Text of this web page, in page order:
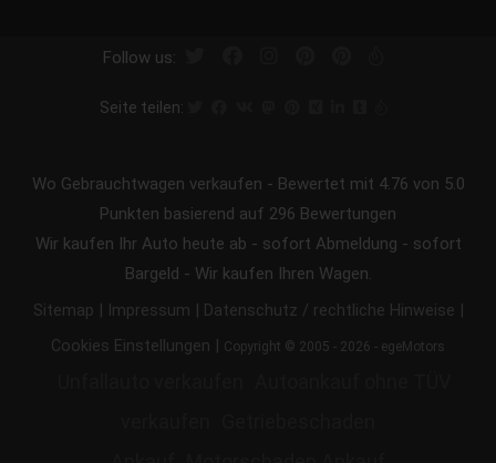
Follow us:
Seite teilen:
Wo Gebrauchtwagen verkaufen - Bewertet mit 4.76 von 5.0
Punkten basierend auf 296 Bewertungen
Wir kaufen Ihr Auto heute ab - sofort Abmeldung - sofort
Bargeld - Wir kaufen Ihren Wagen.
Sitemap | Impressum | Datenschutz / rechtliche Hinweise |
Cookies Einstellungen | Copyright © 2005 - 2026 - egeMotors